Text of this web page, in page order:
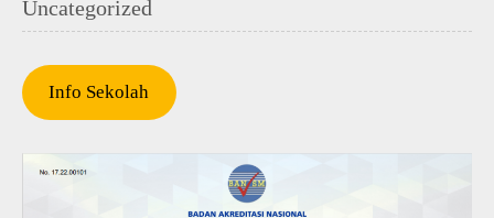
Uncategorized
Info Sekolah